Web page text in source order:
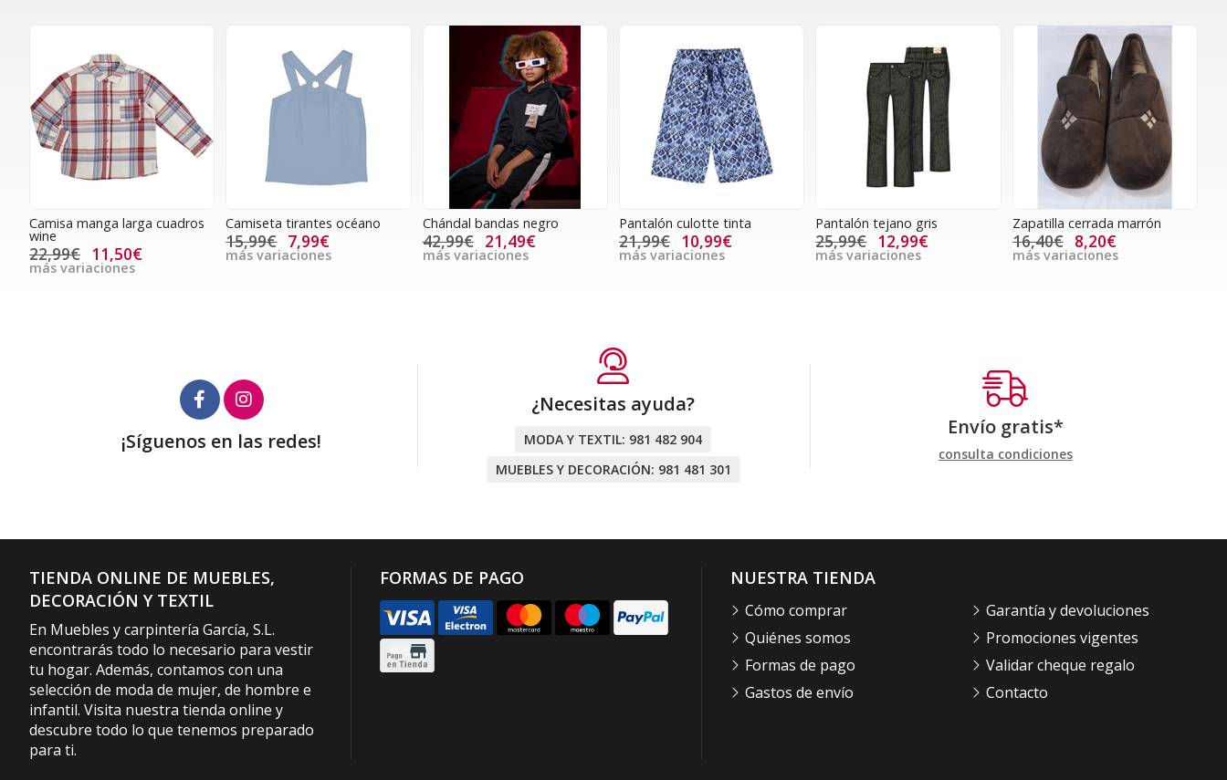
Camisa manga larga cuadros
wine
22,99€ 11,50€
más variaciones
Camiseta tirantes océano
15,99€ 7,99€
más variaciones
Chándal bandas negro
42,99€ 21,49€
más variaciones
Pantalón culotte tinta
21,99€ 10,99€
más variaciones
Pantalón tejano gris
25,99€ 12,99€
más variaciones
Zapatilla cerrada marrón
16,40€ 8,20€
más variaciones
¡Síguenos en las redes!
¿Necesitas ayuda?
MODA Y TEXTIL: 981 482 904
MUEBLES Y DECORACIÓN: 981 481 301
Envío gratis*
consulta condiciones
TIENDA ONLINE DE MUEBLES,
DECORACIÓN Y TEXTIL
En Muebles y carpintería García, S.L.
encontrarás todo lo necesario para vestir
tu hogar. Además, contamos con una
selección de moda de mujer, de hombre e
infantil. Visita nuestra tienda online y
descubre todo lo que tenemos preparado
para ti.
FORMAS DE PAGO NUESTRA TIENDA
Cómo comprar
Quiénes somos
Formas de pago
Gastos de envío
Garantía y devoluciones
Promociones vigentes
Validar cheque regalo
Contacto